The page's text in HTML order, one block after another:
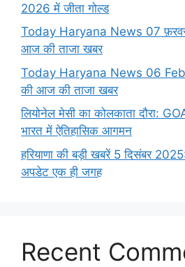
2026 में जीता गोल्ड
Today Haryana News 07
आज की ताजा खबर
Today Haryana News 06
की आज की ताजा खबर
लियोनेल मेसी का कोलकाता दौरा:
भारत में ऐतिहासिक आगमन
हरियाणा की बड़ी खबरें 5 दिसंबर
अपडेट एक ही जगह
Recent